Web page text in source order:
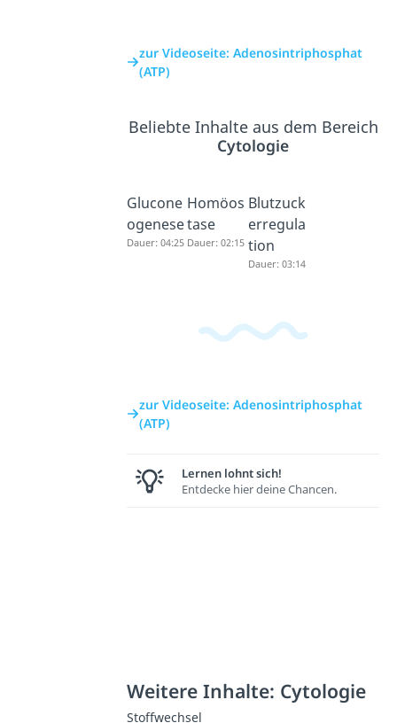
zur Videoseite: Adenosintriphosphat
(ATP)
Beliebte Inhalte aus dem Bereich
Cytologie
Glucone
ogenese
Dauer: 04:25
Homöos
tase
Dauer: 02:15
Blutzuck
erregula
tion
Dauer: 03:14
zur Videoseite: Adenosintriphosphat
(ATP)
Lernen lohnt sich!
Entdecke hier deine Chancen.
Weitere Inhalte: Cytologie
Stoffwechsel